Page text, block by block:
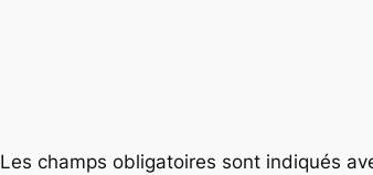
Les champs obligatoires sont indiqués